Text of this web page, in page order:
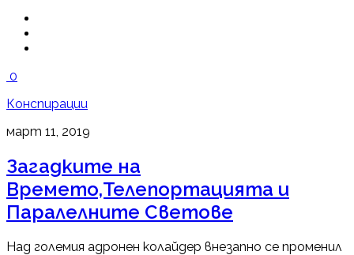
0
Конспирации
март 11, 2019
Загадките на
Времето,Телепортацията и
Паралелните Светове
Над големия адронен колайдер внезапно се променил